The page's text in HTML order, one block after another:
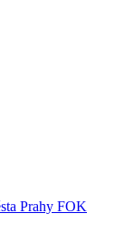
Prahy FOK